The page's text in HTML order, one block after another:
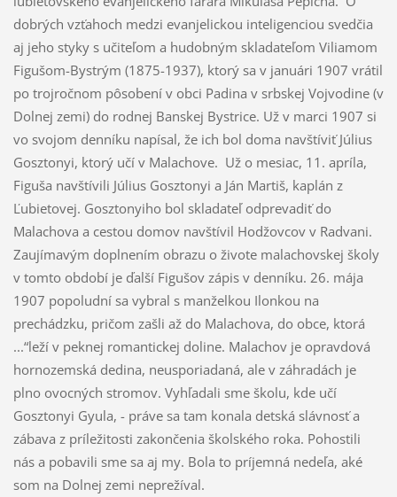
dobrých vzťahoch medzi evanjelickou inteligenciou svedčia
aj jeho styky s učiteľom a hudobným skladateľom Viliamom
Figušom-Bystrým (1875-1937), ktorý sa v januári 1907 vrátil
po trojročnom pôsobení v obci Padina v srbskej Vojvodine (v
Dolnej zemi) do rodnej Banskej Bystrice. Už v marci 1907 si
vo svojom denníku napísal, že ich bol doma navštíviť Július
Gosztonyi, ktorý učí v Malachove. Už o mesiac, 11. apríla,
Figuša navštívili Július Gosztonyi a Ján Martiš, kaplán z
Ľubietovej. Gosztonyiho bol skladateľ odprevadiť do
Malachova a cestou domov navštívil Hodžovcov v Radvani.
Zaujímavým doplnením obrazu o živote malachovskej školy
v tomto období je ďalší Figušov zápis v denníku. 26. mája
1907 popoludní sa vybral s manželkou Ilonkou na
prechádzku, pričom zašli až do Malachova, do obce, ktorá
...“leží v peknej romantickej doline. Malachov je opravdová
hornozemská dedina, neusporiadaná, ale v záhradách je
plno ovocných stromov. Vyhľadali sme školu, kde učí
Gosztonyi Gyula, - práve sa tam konala detská slávnosť a
zábava z príležitosti zakončenia školského roka. Pohostili
nás a pobavili sme sa aj my. Bola to príjemná nedeľa, aké
som na Dolnej zemi neprežíval.